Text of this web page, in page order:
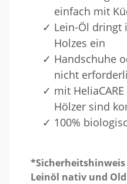
einfach mit
Lein-Öl dringt
Holzes ein
Handschuhe
nicht
mit
Hölzer sind
100%
*Sicherheitshinweis
Leinöl nativ und